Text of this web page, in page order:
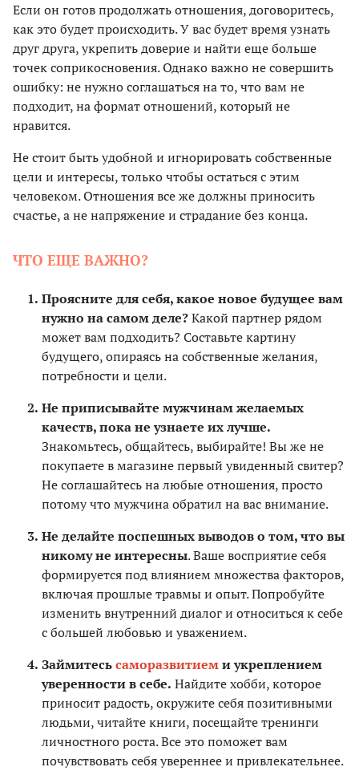
Если он готов продолжать отношения, договоритесь,
как это будет происходить. У вас будет время узнать
друг друга, укрепить доверие и найти еще больше
точек соприкосновения. Однако важно не совершить
ошибку: не нужно соглашаться на то, что вам не
подходит, на формат отношений, который не
нравится.
Не стоит быть удобной и игнорировать собственные
цели и интересы, только чтобы остаться с этим
человеком. Отношения все же должны приносить
счастье, а не напряжение и страдание без конца.
ЧТО ЕЩЕ ВАЖНО?
Проясните для себя, какое новое будущее вам
нужно на самом деле?Какой партнер рядом
может вам подходить? Составьте картину
будущего, опираясь на собственные желания,
потребности и цели.
Не приписывайте мужчинам желаемых
качеств, пока не узнаете их лучше.
Знакомьтесь, общайтесь, выбирайте! Вы же не
покупаете в магазине первый увиденный свитер?
Не соглашайтесь на любые отношения, просто
потому что мужчина обратил на вас внимание.
Не делайте поспешных выводов о том, что вы
никому не интересны. Ваше восприятие себя
формируется под влиянием множества факторов,
включая прошлые травмы и опыт. Попробуйте
изменить внутренний диалог и относиться к себе
с большей любовью и уважением.
Займитесьсаморазвитиеми укреплением
уверенности в себе. Найдите хобби, которое
приносит радость, окружите себя позитивными
людьми, читайте книги, посещайте тренинги
личностного роста. Все это поможет вам
почувствовать себя увереннее и привлекательнее.